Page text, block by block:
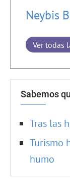
Neybis
Ver todas
Sabemos
Tras las
Turismo
humo